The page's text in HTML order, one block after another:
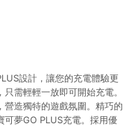
跨境優質選品不限金
設計，讓您的充電體驗更
需輕輕一放即可開始充電。
營造獨特的遊戲氛圍。精巧的
可夢GO PLUS充電。採用優